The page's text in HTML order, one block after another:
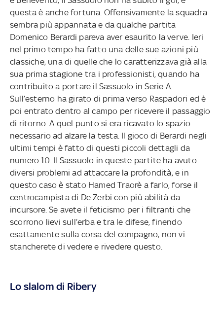
questa è anche fortuna. Offensivamente la squadra
sembra più appannata e da qualche partita
Domenico Berardi pareva aver esaurito la verve. Ieri
nel primo tempo ha fatto una delle sue azioni più
classiche, una di quelle che lo caratterizzava già alla
sua prima stagione tra i professionisti, quando ha
contribuito a portare il Sassuolo in Serie A.
Sull’esterno ha girato di prima verso Raspadori ed è
poi entrato dentro al campo per ricevere il passaggio
di ritorno. A quel punto si era ricavato lo spazio
necessario ad alzare la testa. Il gioco di Berardi negli
ultimi tempi è fatto di questi piccoli dettagli da
numero 10. Il Sassuolo in queste partite ha avuto
diversi problemi ad attaccare la profondità, e in
questo caso è stato Hamed Traorè a farlo, forse il
centrocampista di De Zerbi con più abilità da
incursore. Se avete il feticismo per i filtranti che
scorrono lievi sull’erba e tra le difese, finendo
esattamente sulla corsa del compagno, non vi
stancherete di vedere e rivedere questo.
Lo slalom di Ribery